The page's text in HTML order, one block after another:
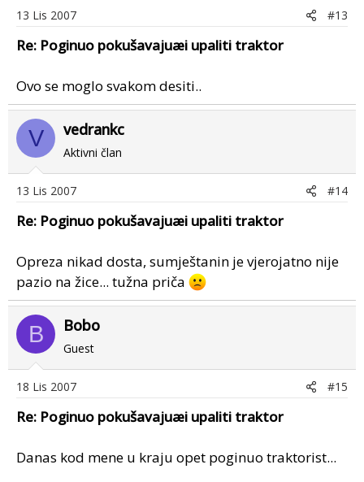
13 Lis 2007 #13
Re: Poginuo pokušavajuæi upaliti traktor
Ovo se moglo svakom desiti..
V vedrankc
Aktivni član
13 Lis 2007 #14
Re: Poginuo pokušavajuæi upaliti traktor
Opreza nikad dosta, sumještanin je vjerojatno nije
pazio na žice... tužna priča
B Bobo
Guest
18 Lis 2007 #15
Re: Poginuo pokušavajuæi upaliti traktor
Danas kod mene u kraju opet poginuo traktorist...